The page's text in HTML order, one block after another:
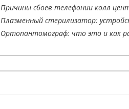
Причины сбоев телефонии колл
Плазменный стерилизатор:
Ортопантомограф: что это и как